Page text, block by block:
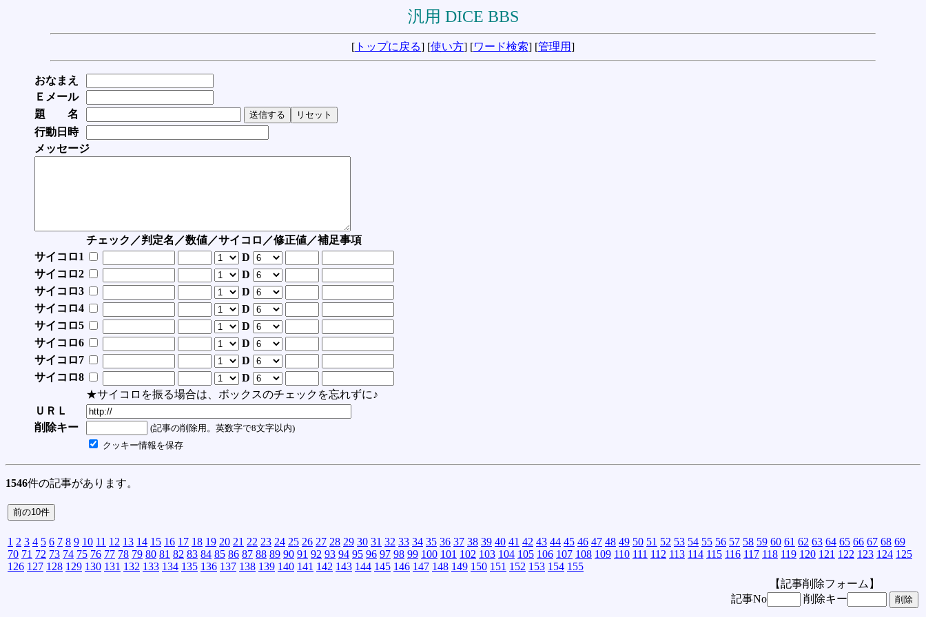
汎用 DICE BBS
[ トップに戻る] [使い方] [ワード検索] [管理用]
おなまえ
Ｅメール
題 名
行動日時
メッセージ
チェック／判定名／数値／サイコロ／修正値／補足事項
サイコロ1
D
サイコロ2
D
サイコロ3
D
サイコロ4
D
サイコロ5
D
サイコロ6
D
サイコロ7
D
サイコロ8
D
★サイコロを振る場合は、ボックスのチェックを忘れずに♪
ＵＲＬ
削除キー
(記事の削除用。英数字で8文字以内)
クッキー情報を保存
1546件の記事があります。
1 2 3 4 5 6 7 8 9 10 11 12 13 14 15 16 17 18 19 20 21 22 23 24 25 26 27 28 29 30 31 32 33 34 35 36 37 38 39 40 41 42 43 44 45 46 47 48 49 50 51 52 53 54 55 56 57 58 59 60 61 62 63 64 65 66 67 68 69
70 71 72 73 74 75 76 77 78 79 80 81 82 83 84 85 86 87 88 89 90 91 92 93 94 95 96 97 98 99 100 101 102 103 104 105 106 107 108 109 110 111 112 113 114 115 116 117 118 119 120 121 122 123 124 125
126 127 128 129 130 131 132 133 134 135 136 137 138 139 140 141 142 143 144 145 146 147 148 149 150 151 152 153 154 155
【記事削除フォーム】
記事No
削除キー